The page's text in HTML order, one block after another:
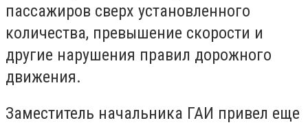
пассажиров сверх установленного
количества, превышение скорости и
другие нарушения правил дорожного
движения.
Заместитель начальника ГАИ привел еще